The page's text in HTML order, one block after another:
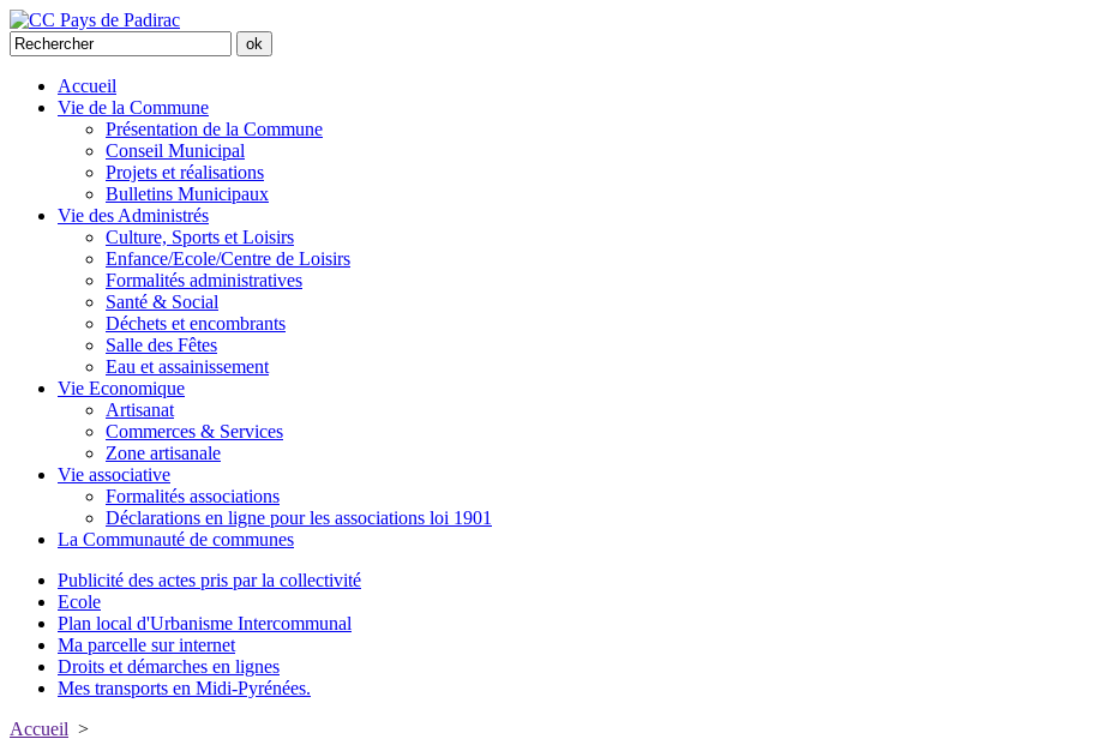
Accueil
Vie de la Commune
Présentation de la Commune
Conseil Municipal
Projets et réalisations
Bulletins Municipaux
Vie des Administrés
Culture, Sports et Loisirs
Enfance/Ecole/Centre de Loisirs
Formalités administratives
Santé & Social
Déchets et encombrants
Salle des Fêtes
Eau et assainissement
Vie Economique
Artisanat
Commerces & Services
Zone artisanale
Vie associative
Formalités associations
Déclarations en ligne pour les associations loi 1901
La Communauté de communes
Publicité des actes pris par la collectivité
Ecole
Plan local d'Urbanisme Intercommunal
Ma parcelle sur internet
Droits et démarches en lignes
Mes transports en Midi-Pyrénées.
Accueil >